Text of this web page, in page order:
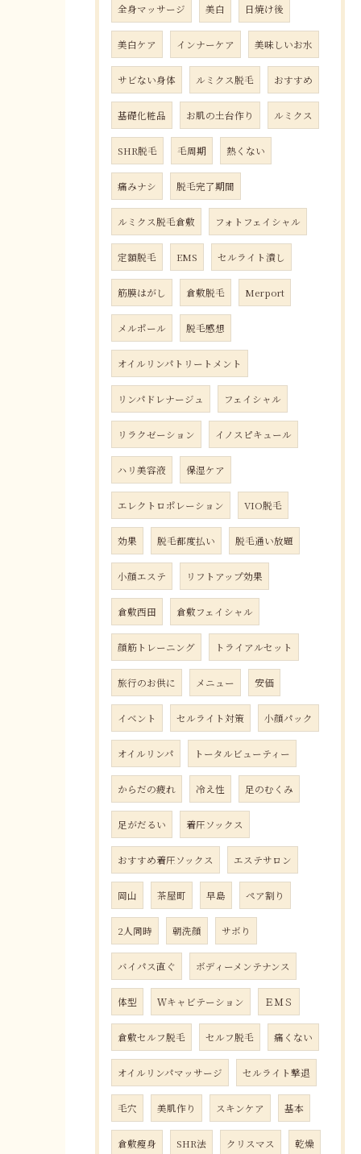
全身マッサージ 美白 日焼け後
美白ケア インナーケア 美味しいお水
サビない身体 ルミクス脱毛 おすすめ
基礎化粧品 お肌の土台作り ルミクス
SHR脱毛 毛周期 熱くない
痛みナシ 脱毛完了期間
ルミクス脱毛倉敷 フォトフェイシャル
定額脱毛 EMS セルライト潰し
筋膜はがし 倉敷脱毛 Merport
メルポール 脱毛感想
オイルリンパトリートメント
リンパドレナージュ フェイシャル
リラクゼーション イノスピキュール
ハリ美容液 保湿ケア
エレクトロポレーション VIO脱毛
効果 脱毛都度払い 脱毛通い放題
小顔エステ リフトアップ効果
倉敷西田 倉敷フェイシャル
顔筋トレーニング トライアルセット
旅行のお供に メニュー 安価
イベント セルライト対策 小顔パック
オイルリンパ トータルビューティー
からだの疲れ 冷え性 足のむくみ
足がだるい 着圧ソックス
おすすめ着圧ソックス エステサロン
岡山 茶屋町 早島 ペア割り
2人同時 朝洗顔 サボり
バイパス直ぐ ボディーメンテナンス
体型 Ｗキャビテーション ＥＭＳ
倉敷セルフ脱毛 セルフ脱毛 痛くない
オイルリンパマッサージ セルライト撃退
毛穴 美肌作り スキンケア 基本
倉敷瘦身 SHR法 クリスマス 乾燥